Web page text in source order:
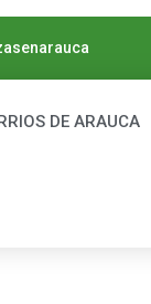
DE ARAUCA